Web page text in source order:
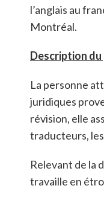
l’anglais au
Montréal.
Description
La personne
juridiques
révision, elle
traducteurs,
Relevant de la
travaille en